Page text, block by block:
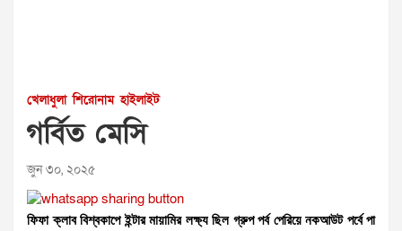
খেলাধুলা শিরোনাম হাইলাইট
গর্বিত মেসি
জুন ৩০, ২০২৫
ফিফা ক্লাব বিশ্বকাপে ইন্টার মায়ামির লক্ষ্য ছিল গ্রুপ পর্ব পেরিয়ে নকআউট পর্বে পা